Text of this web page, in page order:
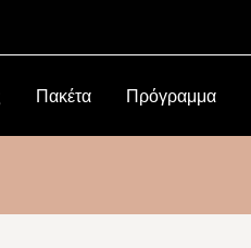
Πακέτα Πρόγραμμα